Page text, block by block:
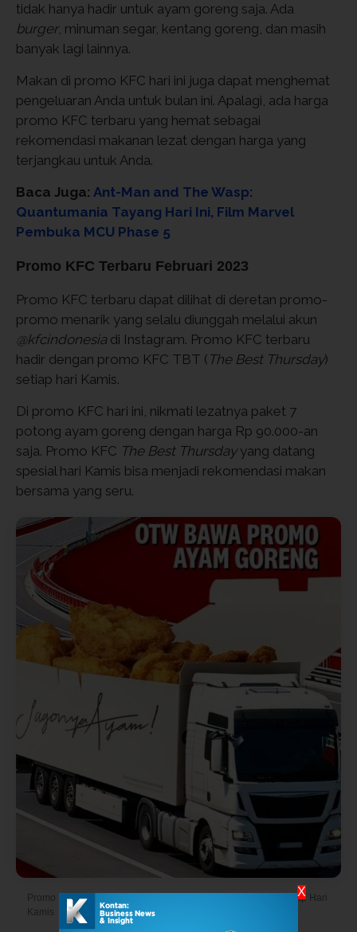
tidak hanya hadir untuk ayam goreng saja. Ada
burger, minuman segar, kentang goreng, dan masih
banyak lagi lainnya.
Makan di promo KFC hari ini juga dapat menghemat
pengeluaran Anda untuk bulan ini. Apalagi, ada harga
promo KFC terbaru yang hemat sebagai
rekomendasi makanan lezat dengan harga yang
terjangkau untuk Anda.
Baca Juga: Ant-Man and The Wasp:
Quantumania Tayang Hari Ini, Film Marvel
Pembuka MCU Phase 5
Promo KFC Terbaru Februari 2023
Promo KFC terbaru dapat dilihat di deretan promo-
promo menarik yang selalu diunggah melalui akun
@kfcindonesiadi Instagram. Promo KFC terbaru
hadir dengan promo KFC TBT ( The Best Thursday)
setiap hari Kamis.
Di promo KFC hari ini, nikmati lezatnya paket 7
potong ayam goreng dengan harga Rp 90.000-an
saja. Promo KFC The Best Thursdayyang datang
spesial hari Kamis bisa menjadi rekomendasi makan
bersama yang seru.
Promo KFC Terbaru 16 Februari 2023, The Best Thursday Setiap Hari
Kamis
X